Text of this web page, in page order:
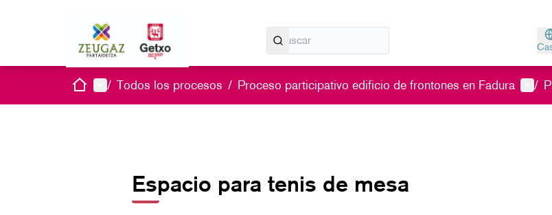
InicioMenú principal
/ Todos los procesos / Proceso participativo edificio de frontones en Fadura Menú
/
Espacio para tenis de mesa